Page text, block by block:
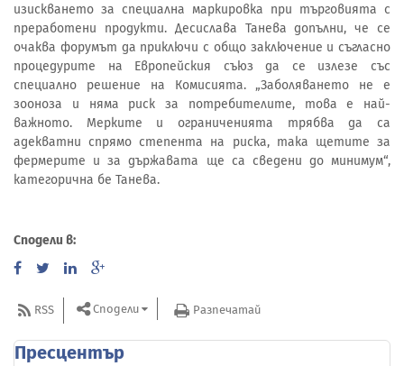
изискването за специална маркировка при търговията с
преработени продукти. Десислава Танева допълни, че се
очаква форумът да приключи с общо заключение и съгласно
процедурите на Европейския съюз да се излезе със
специално решение на Комисията. „Заболяването не е
зооноза и няма риск за потребителите, това е най-
важното. Мерките и ограниченията трябва да са
адекватни спрямо степента на риска, така щетите за
фермерите и за държавата ще са сведени до минимум“,
категорична бе Танева.
Сподели в:
RSS Сподели Разпечатай
Пресцентър